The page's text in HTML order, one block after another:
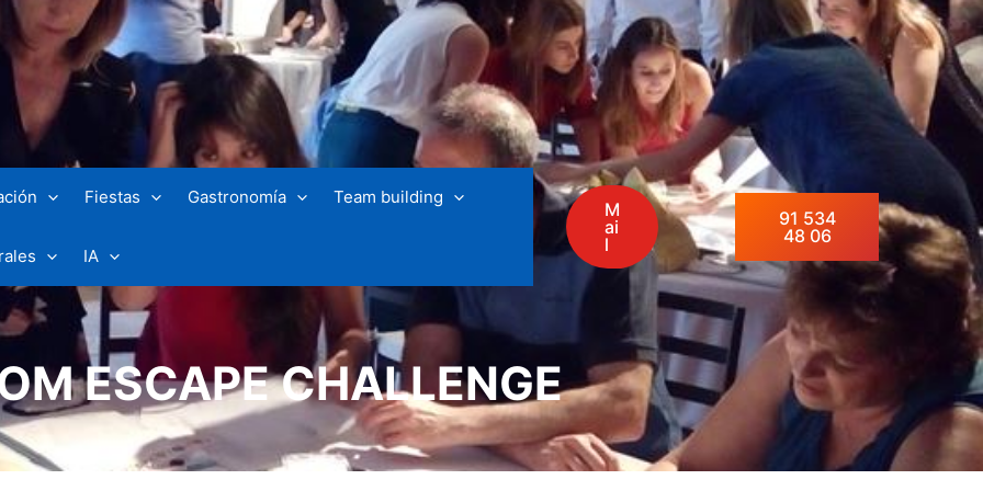
Fiestas Gastronomía Team building
IA
M
ai
l
91 534
48 06
ESCAPE CHALLENGE